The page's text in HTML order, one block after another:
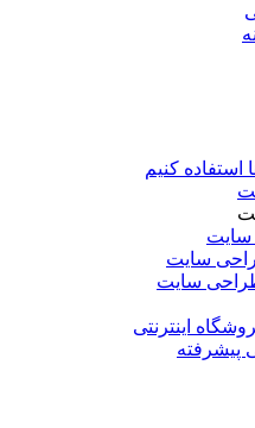
استفاده کنیم
سایت
سایت
سایت
اینترنتی
پیشرفته